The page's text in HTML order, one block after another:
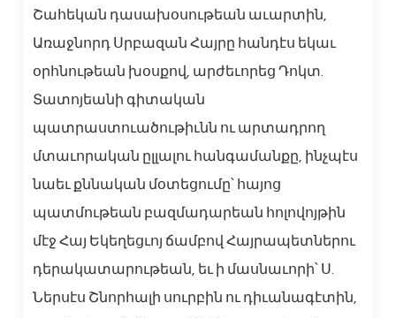
Շահեկան դասախօսութեան աւարտին,
Առաջնորդ Սրբազան Հայրը հանդէս եկաւ
օրհնութեան խօսքով, արժեւորեց Դոկտ.
Տատոյեանի գիտական
պատրաստուածութիւնն ու արտադրող
մտաւորական ըլլալու հանգամանքը, ինչպէս
նաեւ քննական մօտեցումը՝ հայոց
պատմութեան բազմադարեան հոլովոյթին
մէջ Հայ Եկեղեցւոյ ճամբով Հայրապետներու
դերակատարութեան, եւ ի մասնաւորի՝ Ս.
Ներսէս Շնորհալի սուրբին ու դիւանագէտին,